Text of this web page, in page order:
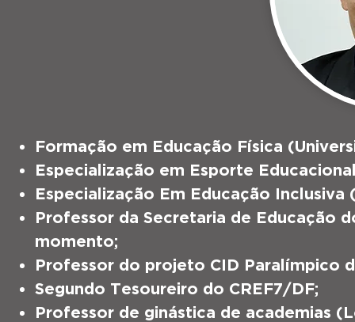
Formação em Educação Física
Especialização em Esporte
Especialização Em Educação
Professor da Secretaria de Educação
momento;
Professor do projeto CID Paralímpico
Segundo Tesoureiro do CREF7/DF;
Professor de ginástica de academias